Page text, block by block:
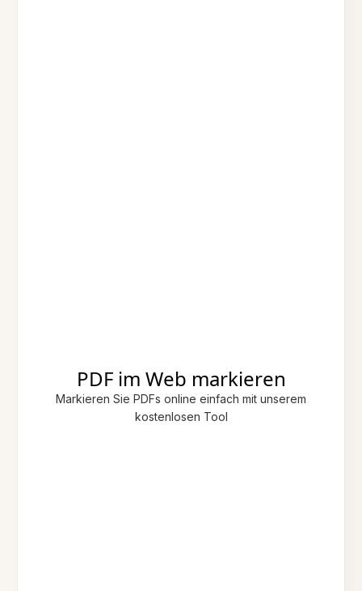
PDF im Web markieren
Markieren Sie PDFs online einfach mit unserem
kostenlosen Tool